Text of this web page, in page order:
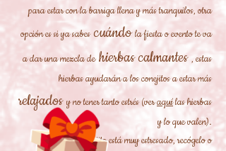
para estar con la barriga llena y más tranquilos, otra
opción es si ya sabes cuándo la fiesta o evento te va
a dar una mezcla de hierbas calmantes , estas
hierbas ayudarán a los conejitos a estar más
relajados y no tener tanto estrés (veraquílas hierbas
y lo que valen).
Si ves que tu conejito está muy estresado, recógelo o